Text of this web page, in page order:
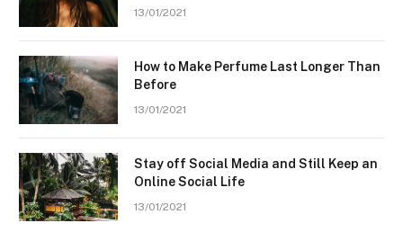
13/01/2021
How to Make Perfume Last Longer Than
Before
13/01/2021
Stay off Social Media and Still Keep an
Online Social Life
13/01/2021